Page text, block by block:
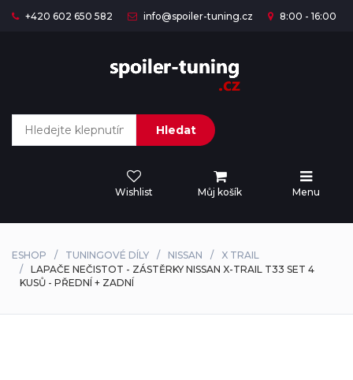
+420 602 650 582 info@spoiler-tuning.cz 8:00 - 16:00
Hledat
Wishlist Můj košík Menu
ESHOP TUNINGOVÉ DÍLY NISSAN
X TRAIL
LAPAČE NEČISTOT - ZÁSTĚRKY NISSAN X-TRAIL T33 SET 4
KUSŮ - PŘEDNÍ + ZADNÍ